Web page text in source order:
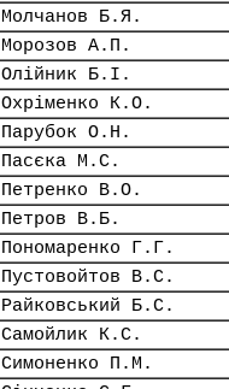
Молчанов Б.Я.
Морозов А.П.
Олійник Б.І.
Охріменко К.О.
Парубок О.Н.
Пасєка М.С.
Петренко В.О.
Петров В.Б.
Пономаренко Г.Г.
Пустовойтов В.С.
Райковський Б.С.
Самойлик К.С.
Симоненко П.М.